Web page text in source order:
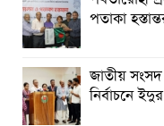
পতাকা
জাতীয়
নির্বাচনে